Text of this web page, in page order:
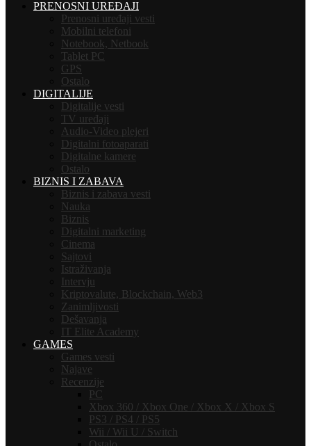
PRENOSNI UREĐAJI
Prenosni uređaji vesti
Mobilni telefoni
Notebook, Netbook
Tablet PC
GPS
Ostalo
DIGITALIJE
Digitalije vesti
TV uređaji
Audio-Video plejeri
Digitalni fotoaparati
Digitalne kamere
Ostalo
BIZNIS I ZABAVA
Biznis i zabava vesti
Nauka
Biznis
Digitalni marketing
Cinema
Sajtovi
Istraživanja
Intervju
Kriptovalute, Blockchain, Web3
Zanimljivosti
Dešavanja
IT Elite Academy
GAMES
Games vesti
Najave
Recenzije
PC
Xbox 360 / Xbox One / Xbox X / Xbox S
PS3 / PS4 / PS5
Wii / Wii U / Switch